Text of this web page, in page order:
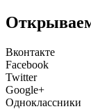
Вконтакте
Facebook
Twitter
Google+
Одноклассники